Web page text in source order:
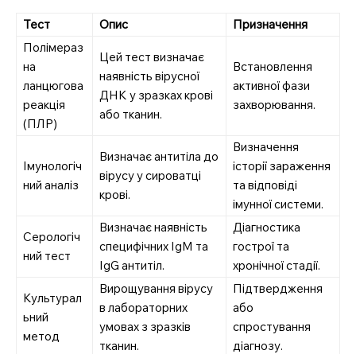
SUBSCRIBE NOW
Company
Про нас
Підписка
Мій акаунт
Тест Опис
Призначення
Полімераз
на
ланцюгова
реакція
(ПЛР)
Цей тест визначає
наявність вірусної
ДНК у зразках крові
або тканин.
Встановлення
активної фази
захворювання.
Імунологіч
ний аналіз
Визначає антитіла до
вірусу у сироватці
крові.
Визначення
історії зараження
та відповіді
імунної системи.
Серологіч
ний тест
Визначає наявність
специфічних IgM та
IgG антитіл.
Діагностика
гострої та
хронічної стадії.
Культурал
ьний
метод
Вирощування вірусу
в лабораторних
умовах з зразків
тканин.
Підтвердження
або
спростування
діагнозу.